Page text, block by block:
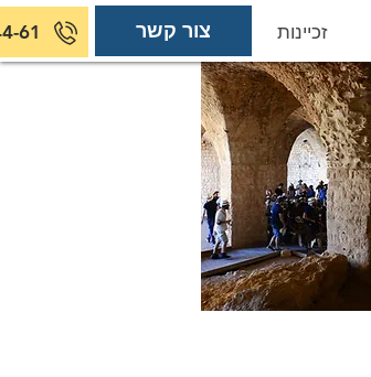
61 צור קשר זכיינות צור קשר